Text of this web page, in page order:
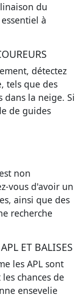
du
à
détectez
tels que des
la neige. Si
de guides
non
vous d'avoir un
ainsi que des
recherche
ET BALISES
les APL sont
chances de
ensevelie